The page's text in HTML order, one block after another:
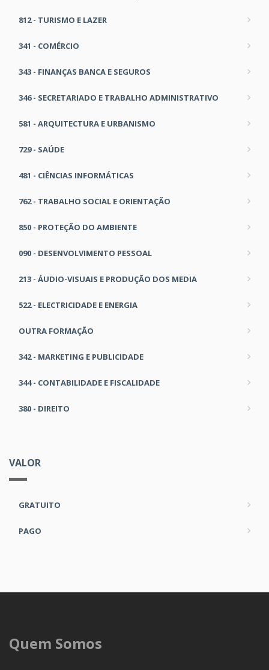
812 - TURISMO E LAZER
341 - COMÉRCIO
343 - FINANÇAS BANCA E SEGUROS
346 - SECRETARIADO E TRABALHO ADMINISTRATIVO
581 - ARQUITECTURA E URBANISMO
729 - SAÚDE
481 - CIÊNCIAS INFORMÁTICAS
762 - TRABALHO SOCIAL E ORIENTAÇÃO
850 - PROTEÇÃO DO AMBIENTE
090 - DESENVOLVIMENTO PESSOAL
213 - ÁUDIO-VISUAIS E PRODUÇÃO DOS MEDIA
522 - ELECTRICIDADE E ENERGIA
OUTRA FORMAÇÃO
342 - MARKETING E PUBLICIDADE
344 - CONTABILIDADE E FISCALIDADE
380 - DIREITO
VALOR
GRATUITO
PAGO
Quem Somos